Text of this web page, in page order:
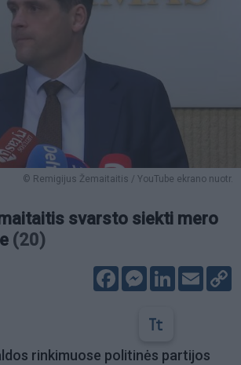
© Remigijus Žemaitaitis / YouTube ekrano nuotr.
svarsto siekti mero
(20)
FacebookMessenger
LinkedIn
Email
rinkimuose politinės partijos